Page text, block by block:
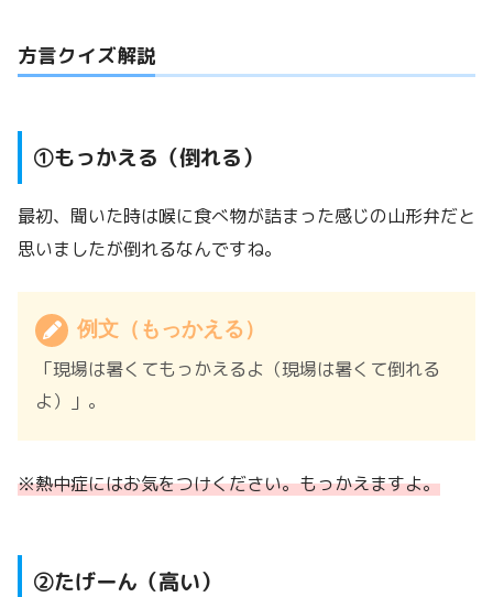
方言クイズ解説
①もっかえる（倒れる）
最初、聞いた時は喉に食べ物が詰まった感じの山形弁だと
思いましたが倒れるなんですね。
例文（もっかえる）
「現場は暑くてもっかえるよ（現場は暑くて倒れる
よ）」。
※熱中症にはお気をつけください。もっかえますよ。
②たげーん（高い）